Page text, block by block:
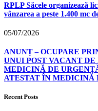
RPLP Săcele organizează
vânzarea a peste 1.400 mc
05/07/2026
ANUNȚ – OCUPARE
UNUI POST VACANT
MEDICINĂ DE
ATESTAT ÎN MEDICINĂ
Recent Posts